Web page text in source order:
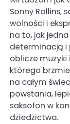
Sonny Rollins,
wolności i
na to, jak
determinacją i
oblicze
którego
na całym
powstania,
saksofon w
dziedzictwa.